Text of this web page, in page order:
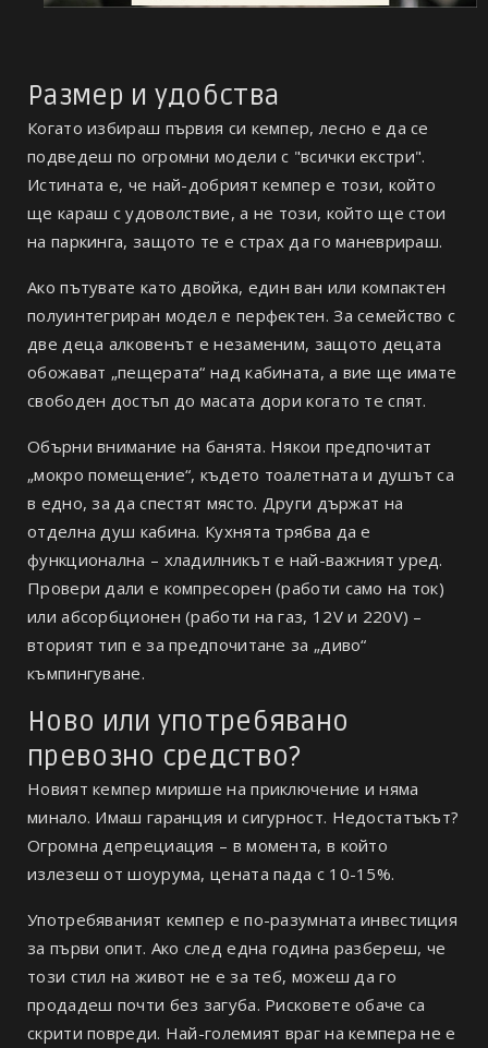
Размер и удобства
Когато избираш първия си кемпер, лесно е да се
подведеш по огромни модели с "всички екстри".
Истината е, че най-добрият кемпер е този, който
ще караш с удоволствие, а не този, който ще стои
на паркинга, защото те е страх да го маневрираш.
Ако пътувате като двойка, един ван или компактен
полуинтегриран модел е перфектен. За семейство с
две деца алковенът е незаменим, защото децата
обожават „пещерата“ над кабината, а вие ще имате
свободен достъп до масата дори когато те спят.
Обърни внимание на банята. Някои предпочитат
„мокро помещение“, където тоалетната и душът са
в едно, за да спестят място. Други държат на
отделна душ кабина. Кухнята трябва да е
функционална – хладилникът е най-важният уред.
Провери дали е компресорен (работи само на ток)
или абсорбционен (работи на газ, 12V и 220V) –
вторият тип е за предпочитане за „диво“
къмпингуване.
Ново или употребявано
превозно средство?
Новият кемпер мирише на приключение и няма
минало. Имаш гаранция и сигурност. Недостатъкът?
Огромна депрециация – в момента, в който
излезеш от шоурума, цената пада с 10-15%.
Употребяваният кемпер е по-разумната инвестиция
за първи опит. Ако след една година разбереш, че
този стил на живот не е за теб, можеш да го
продадеш почти без загуба. Рисковете обаче са
скрити повреди. Най-големият враг на кемпера не е